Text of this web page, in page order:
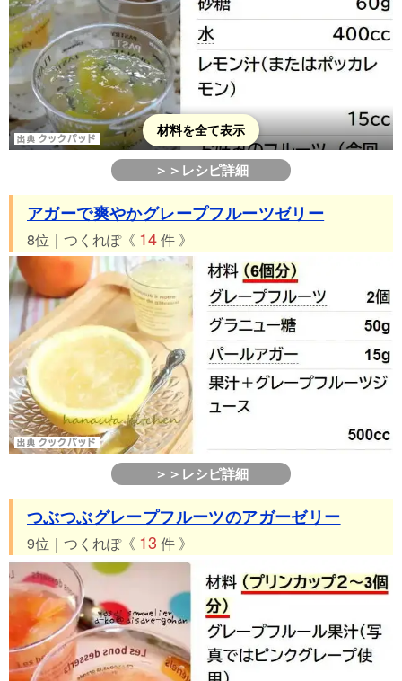
材料を全て表示
＞＞レシピ詳細
アガーで爽やかグレープフルーツゼリー
8位｜つくれぽ《 14件 》
＞＞レシピ詳細
つぶつぶグレープフルーツのアガーゼリー
9位｜つくれぽ《 13 件 》